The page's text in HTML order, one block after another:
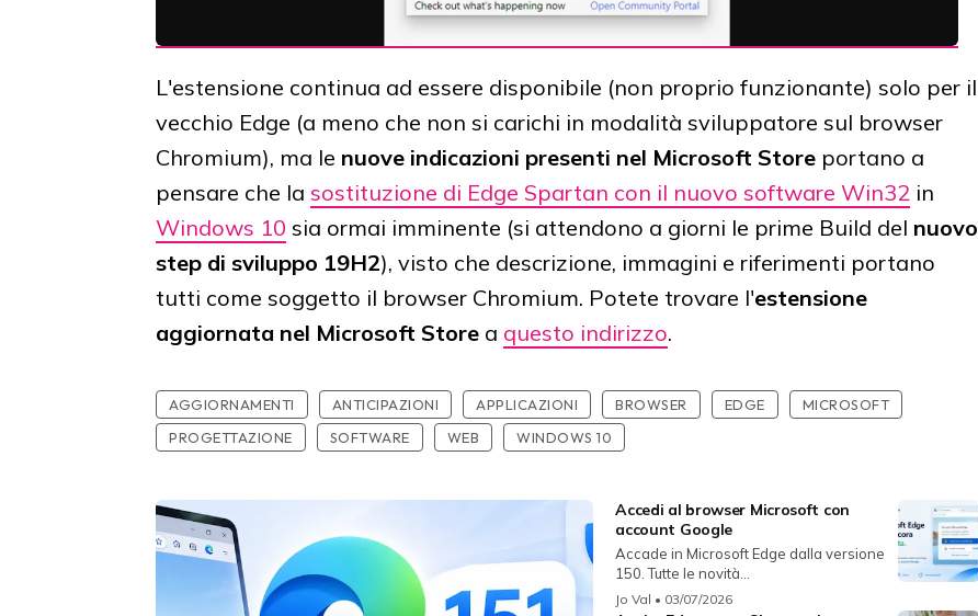
L'estensione continua ad essere disponibile (non proprio funzionante) solo per il
vecchio Edge (a meno che non si carichi in modalità sviluppatore sul browser
Chromium), ma le nuove indicazioni presenti nel Microsoft Store portano a
pensare che la sostituzione di Edge Spartan con il nuovo software Win32 in
Windows 10 sia ormai imminente (si attendono a giorni le prime Build del nuovo
step di sviluppo 19H2), visto che descrizione, immagini e riferimenti portano
tutti come soggetto il browser Chromium. Potete trovare l'estensione
aggiornata nel Microsoft Store a questo indirizzo.
AGGIORNAMENTI ANTICIPAZIONI APPLICAZIONI BROWSER EDGE
MICROSOFT
PROGETTAZIONE
SOFTWARE WEB WINDOWS 10
Accedi al browser Microsoft con
account Google
Accade in Microsoft Edge dalla versione
150. Tutte le novità...
Jo Val • 03/07/2026